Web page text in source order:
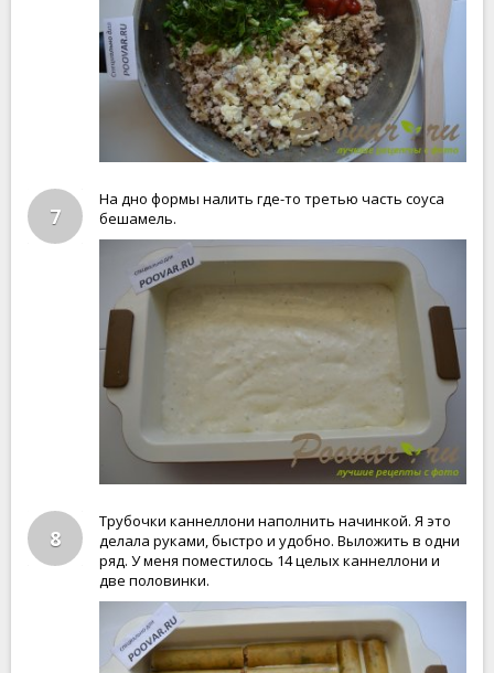
7
На дно формы налить где-то третью часть соуса
бешамель.
8
Трубочки каннеллони наполнить начинкой. Я это
делала руками, быстро и удобно. Выложить в одни
ряд. У меня поместилось 14 целых каннеллони и
две половинки.